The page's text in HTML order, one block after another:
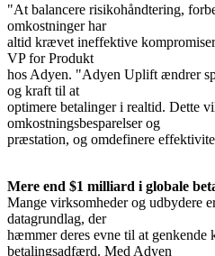
"At balancere risikohåndtering,
omkostninger har
altid krævet ineffektive
VP for Produkt
hos Adyen. "Adyen Uplift ændrer
og kraft til at
optimere betalinger i realtid. Dette
omkostningsbesparelser og
præstation, og omdefinere
Mere end $1 milliard i globale
Mange virksomheder og udbydere
datagrundlag, der
hæmmer deres evne til at genkende
betalingsadfærd. Med Adyen